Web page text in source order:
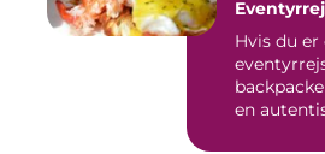
Hvis du er
en